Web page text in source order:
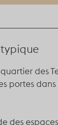
des
portes
des